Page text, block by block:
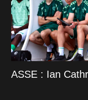
ASSE : Ian